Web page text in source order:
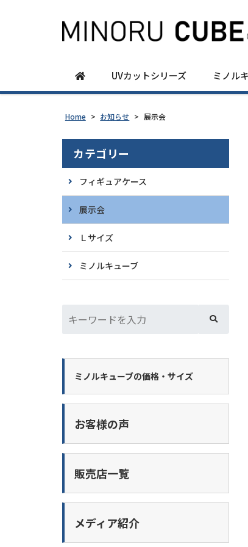
UVカットシリーズ ミノル
Home > お知らせ > 展示会
カテゴリー
フィギュアケース
展示会
Ｌサイズ
ミノルキューブ
ミノルキューブの価格・サイズ
お客様の声
販売店一覧
メディア紹介